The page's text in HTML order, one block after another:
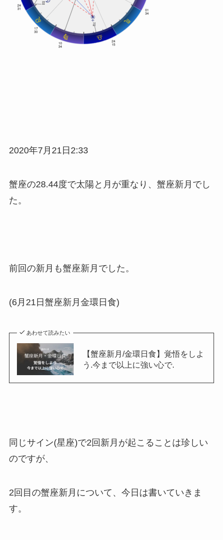
2020年7月21日2:33
蟹座の28.44度で太陽と月が重なり、蟹座新月でし
た。
前回の新月も蟹座新月でした。
(6月21日蟹座新月金環日食)
あわせて読みたい
【蟹座新月/金環日食】覚悟をしよ
う.今まで以上に強い心で.
同じサイン(星座)で2回新月が起こることは珍しい
のですが、
2回目の蟹座新月について、今日は書いていきま
す。